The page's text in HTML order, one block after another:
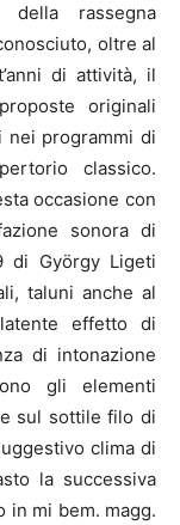
rassegna
oltre al
di attività, il
originali
nei programmi di
classico.
occasione con
sonora di
di György Ligeti
taluni anche al
effetto di
di intonazione
gli elementi
sul sottile filo di
clima di
la successiva
in mi bem. magg.